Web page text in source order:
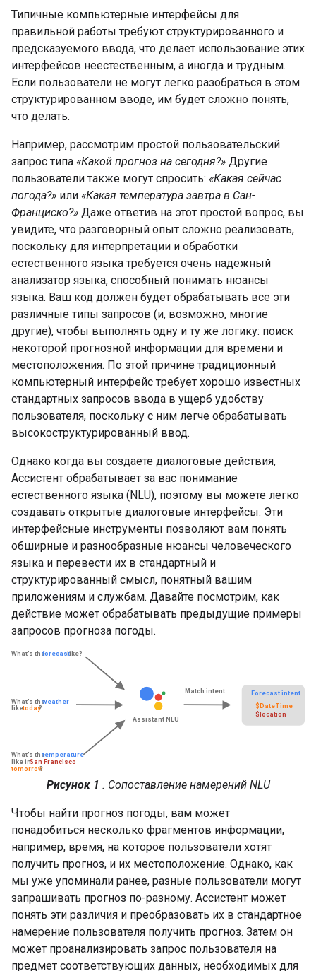
Типичные компьютерные интерфейсы для
правильной работы требуют структурированного и
предсказуемого ввода, что делает использование этих
интерфейсов неестественным, а иногда и трудным.
Если пользователи не могут легко разобраться в этом
структурированном вводе, им будет сложно понять,
что делать.
Например, рассмотрим простой пользовательский
запрос типа «Какой прогноз на сегодня?» Другие
пользователи также могут спросить: «Какая сейчас
погода?» или «Какая температура завтра в Сан-
Франциско?» Даже ответив на этот простой вопрос, вы
увидите, что разговорный опыт сложно реализовать,
поскольку для интерпретации и обработки
естественного языка требуется очень надежный
анализатор языка, способный понимать нюансы
языка. Ваш код должен будет обрабатывать все эти
различные типы запросов (и, возможно, многие
другие), чтобы выполнять одну и ту же логику: поиск
некоторой прогнозной информации для времени и
местоположения. По этой причине традиционный
компьютерный интерфейс требует хорошо известных
стандартных запросов ввода в ущерб удобству
пользователя, поскольку с ним легче обрабатывать
высокоструктурированный ввод.
Однако когда вы создаете диалоговые действия,
Ассистент обрабатывает за вас понимание
естественного языка (NLU), поэтому вы можете легко
создавать открытые диалоговые интерфейсы. Эти
интерфейсные инструменты позволяют вам понять
обширные и разнообразные нюансы человеческого
языка и перевести их в стандартный и
структурированный смысл, понятный вашим
приложениям и службам. Давайте посмотрим, как
действие может обрабатывать предыдущие примеры
запросов прогноза погоды.
Рисунок 1 . Сопоставление намерений NLU
Чтобы найти прогноз погоды, вам может
понадобиться несколько фрагментов информации,
например, время, на которое пользователи хотят
получить прогноз, и их местоположение. Однако, как
мы уже упоминали ранее, разные пользователи могут
запрашивать прогноз по-разному. Ассистент может
понять эти различия и преобразовать их в стандартное
намерение пользователя получить прогноз. Затем он
может проанализировать запрос пользователя на
предмет соответствующих данных, необходимых для